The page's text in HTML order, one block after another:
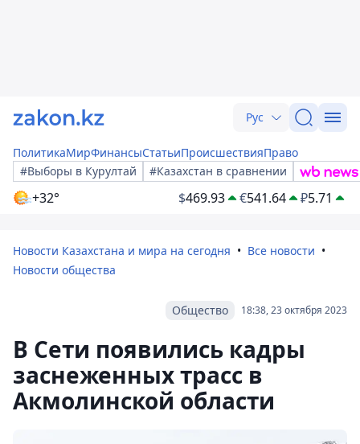
Рус
ПолитикаМирФинансыСтатьиПроисшествияПраво
#Выборы в Курултай
#Казахстан в сравнении
+32° $469.93 €541.64 ₽5.71
Новости Казахстана и мира на сегодня
Все новости
Новости общества
18:38, 23 октября 2023
Общество
В Сети появились кадры
заснеженных трасс в
Акмолинской области